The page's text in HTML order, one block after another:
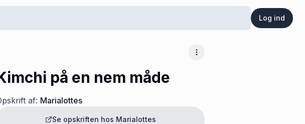
Log ind
Flere muligheder
på en nem måde
af: Marialottes
Se opskriften hos Marialottes